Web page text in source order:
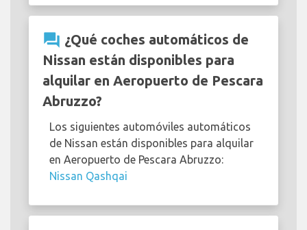
question_answer ¿Qué coches automáticos de
Nissan están disponibles para
alquilar en Aeropuerto de Pescara
Abruzzo?
Los siguientes automóviles automáticos
de Nissan están disponibles para alquilar
en Aeropuerto de Pescara Abruzzo:
Nissan Qashqai